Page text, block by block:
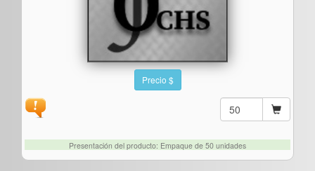
Precio $
Presentación del producto: Empaque de 50 unidades